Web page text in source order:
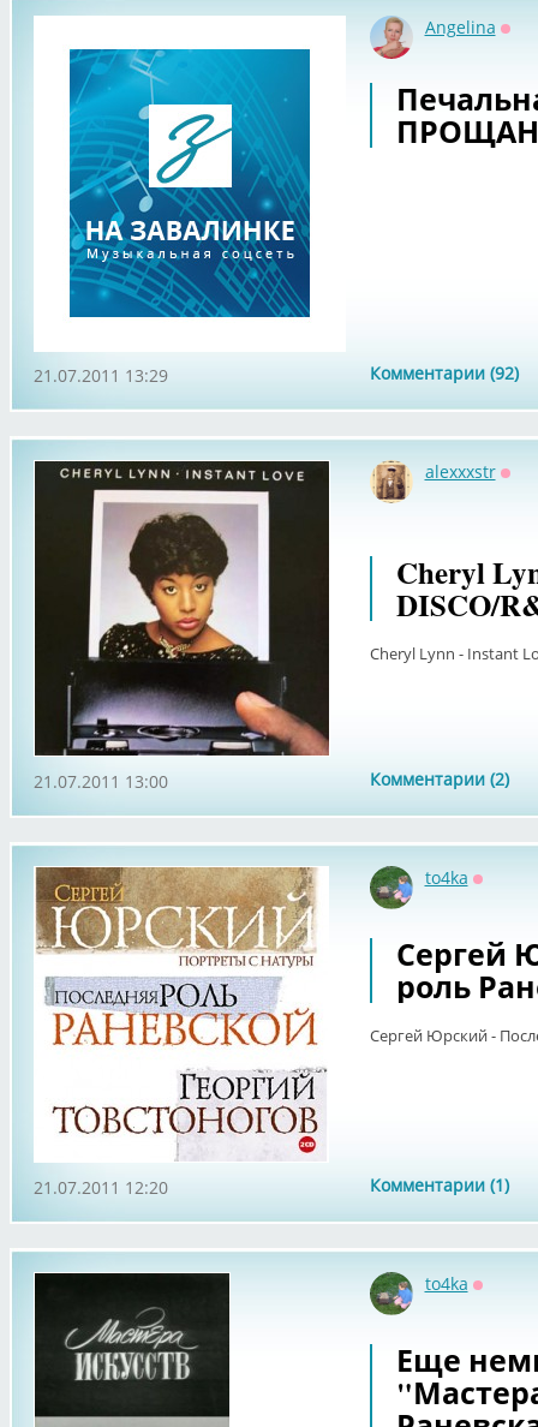
Angelina
Комментарии (92)
21.07.2011 13:29
alexxxstr
Cheryl
DISCO/
Cheryl Lynn - Instant
Комментарии (2)
21.07.2011 13:00
to4ka
Сергей
роль
Сергей Юрский -
Комментарии (1)
21.07.2011 12:20
to4ka
Еще